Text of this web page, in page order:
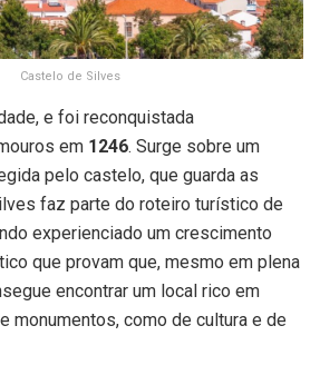
Castelo de Silves
e foi reconquistada
em 1246. Surge sobre um
pelo castelo, que guarda as
faz parte do roteiro turístico de
experienciado um crescimento
que provam que, mesmo em plena
encontrar um local rico em
monumentos, como de cultura e de